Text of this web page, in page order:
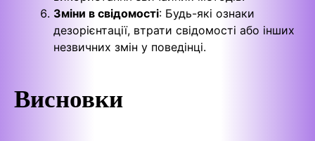
Зміни в свідомості: Будь-які ознаки
дезорієнтації, втрати свідомості або інших
незвичних змін у поведінці.
Висновки